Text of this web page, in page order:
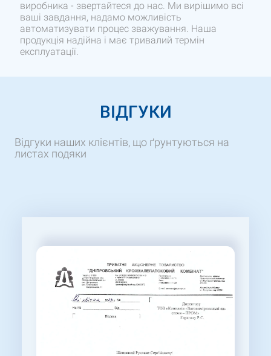
виробника - звертайтеся до нас. Ми вирішимо всі
ваші завдання, надамо можливість
автоматизувати процес зважування. Наша
продукція надійна і має тривалий термін
експлуатації.
ВІДГУКИ
Відгуки наших клієнтів, що ґрунтуються на
листах подяки